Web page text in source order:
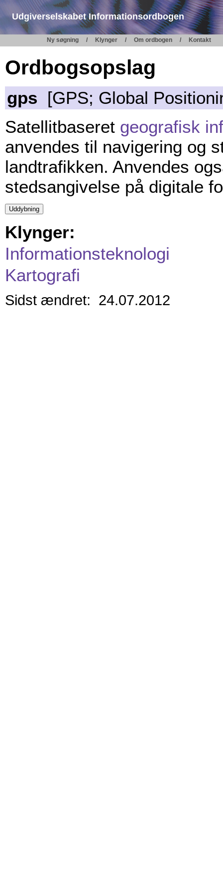
Udgiverselskabet Informationsordbogen
Ny søgning Klynger Om ordbogen Kontakt
Ordbogsopslag
gps [GPS; Global
Satellitbaseret geografisk
anvendes til navigering og
landtrafikken. Anvendes
stedsangivelse på digitale
Klynger:
Informationsteknologi
Kartografi
Sidst ændret: 24.07.2012